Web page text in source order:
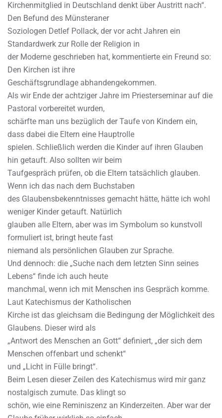
Kirchenmitglied in Deutschland denkt über Austritt nach“.
Den Befund des Münsteraner
Soziologen Detlef Pollack, der vor acht Jahren ein
Standardwerk zur Rolle der Religion in
der Moderne geschrieben hat, kommentierte ein Freund so:
Den Kirchen ist ihre
Geschäftsgrundlage abhandengekommen.
Als wir Ende der achtziger Jahre im Priesterseminar auf die
Pastoral vorbereitet wurden,
schärfte man uns bezüglich der Taufe von Kindern ein,
dass dabei die Eltern eine Hauptrolle
spielen. Schließlich werden die Kinder auf ihren Glauben
hin getauft. Also sollten wir beim
Taufgespräch prüfen, ob die Eltern tatsächlich glauben.
Wenn ich das nach dem Buchstaben
des Glaubensbekenntnisses gemacht hätte, hätte ich wohl
weniger Kinder getauft. Natürlich
glauben alle Eltern, aber was im Symbolum so kunstvoll
formuliert ist, bringt heute fast
niemand als persönlichen Glauben zur Sprache.
Und dennoch: die „Suche nach dem letzten Sinn seines
Lebens“ finde ich auch heute
manchmal, wenn ich mit Menschen ins Gespräch komme.
Laut Katechismus der Katholischen
Kirche ist das gleichsam die Bedingung der Möglichkeit des
Glaubens. Dieser wird als
„Antwort des Menschen an Gott“ definiert, „der sich dem
Menschen offenbart und schenkt“
und „Licht in Fülle bringt“.
Beim Lesen dieser Zeilen des Katechismus wird mir ganz
nostalgisch zumute. Das klingt so
schön, wie eine Reminiszenz an Kinderzeiten. Aber war der